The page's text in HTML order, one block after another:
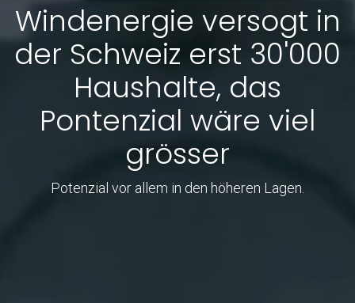
Windenergie versogt in
der Schweiz erst 30'000
Haushalte, das
Pontenzial wäre viel
grösser
Potenzial vor allem in den höheren Lagen.